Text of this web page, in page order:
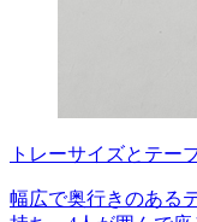
トレーサイズとテー
幅広で奥行きのある